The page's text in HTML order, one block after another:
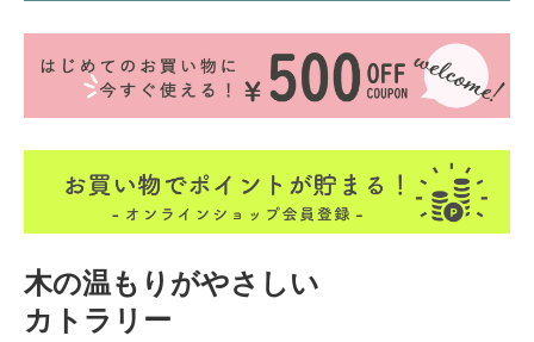
木の温もりがやさしい
カトラリー